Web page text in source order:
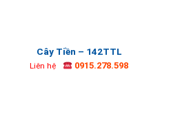
Cây Tiền – 142TTL
Liên hệ 0915.278.598